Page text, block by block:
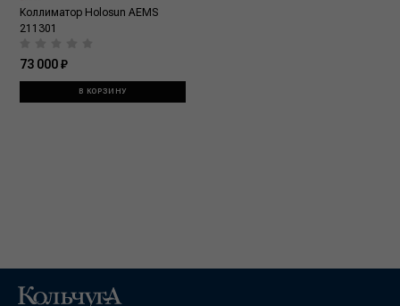
Коллиматор Holosun AEMS
211301
73 000 ₽
В КОРЗИНУ